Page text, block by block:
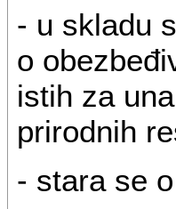
- u skladu
o
istih za
prirodnih
- stara se